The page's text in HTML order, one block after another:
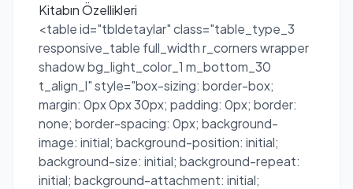
Kitabın Özellikleri
<table id="tbldetaylar" class="table_type_3
responsive_table full_width r_corners wrapper
shadow bg_light_color_1 m_bottom_30
t_align_l" style="box-sizing: border-box;
margin: 0px 0px 30px; padding: 0px; border:
none; border-spacing: 0px; background-
image: initial; background-position: initial;
background-size: initial; background-repeat:
initial; background-attachment: initial;